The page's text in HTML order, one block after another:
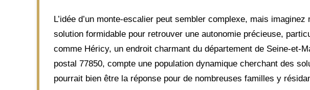
L’idée d’un monte-escalier peut sembler complexe, mais
solution formidable pour retrouver une autonomie précieuse,
comme Héricy, un endroit charmant du département de Seine-et-
postal 77850, compte une population dynamique cherchant des
pourrait bien être la réponse pour de nombreuses familles y